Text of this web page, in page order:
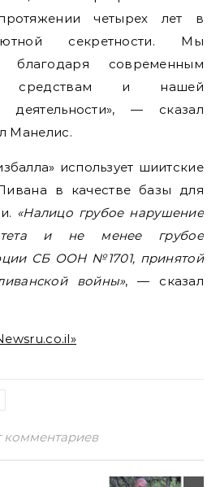
четырех лет в
секретности. Мы
благодаря современным
средствам и нашей
деятельности», — сказал
Манелис.
использует шиитские
в качестве базы для
«Налицо грубое нарушение
и не менее грубое
СБ ООН №1701, принятой
войны», — сказал
комментариев